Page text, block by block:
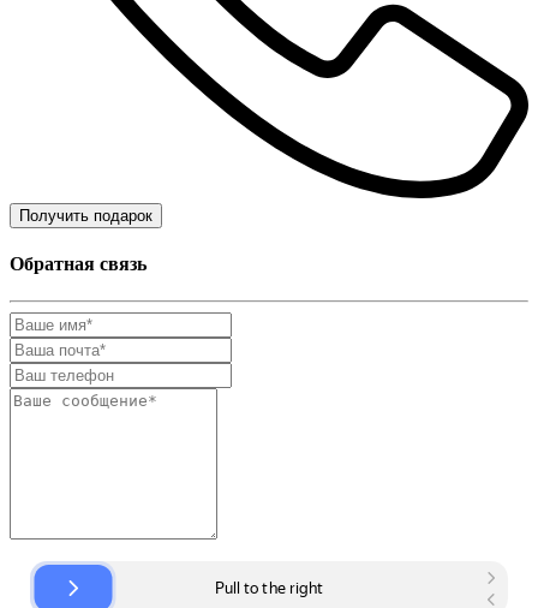
Получить подарок
Обратная связь